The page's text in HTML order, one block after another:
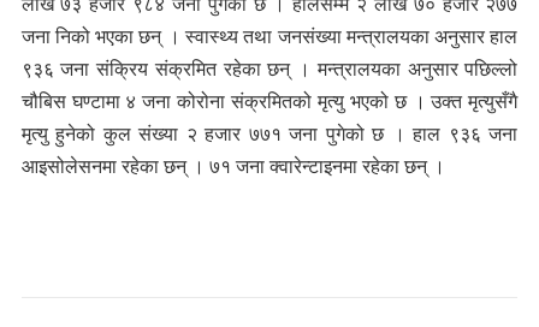
जना निको भएका छन् । स्वास्थ्य तथा जनसंख्या मन्त्रालयका अनुसार हाल
९३६ जना संक्रिय संक्रमित रहेका छन् । मन्त्रालयका अनुसार पछिल्लो
चौबिस घण्टामा ४ जना कोरोना संक्रमितको मृत्यु भएको छ । उक्त मृत्युसँगै
मृत्यु हुनेको कुल संख्या २ हजार ७७१ जना पुगेको छ । हाल ९३६ जना
आइसोलेसनमा रहेका छन् । ७१ जना क्वारेन्टाइनमा रहेका छन् ।